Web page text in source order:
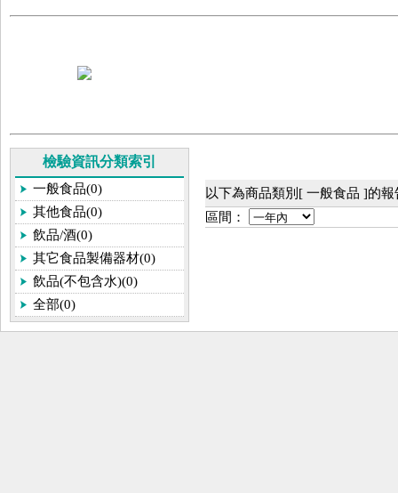
檢驗資訊分類索引
一般食品(0)
其他食品(0)
飲品/酒(0)
其它食品製備器材(0)
飲品(不包含水)(0)
全部(0)
以下為商品類別[ 一般食品 ]的
區間：